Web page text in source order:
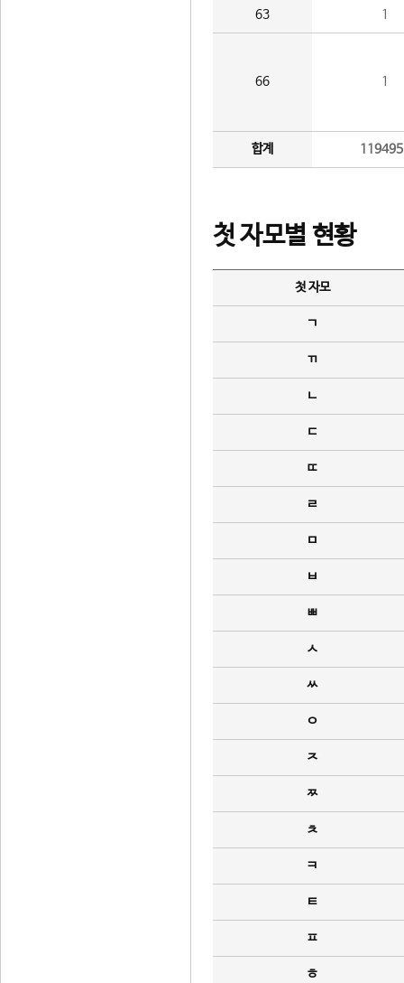
63 1
66 1
합계
첫 자모별 현황
첫 자모
ㄱ
ㄲ
ㄴ
ㄷ
ㄸ
ㄹ
ㅁ
ㅂ
ㅃ
ㅅ
ㅆ
ㅇ
ㅈ
ㅉ
ㅊ
ㅋ
ㅌ
ㅍ
ㅎ